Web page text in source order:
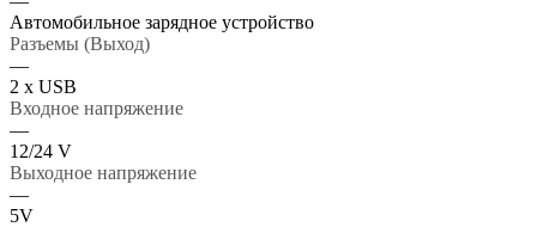
Автомобильное зарядное устройство
Разъемы (Выход)
—
2 x USB
Входное напряжение
—
12/24 V
Выходное напряжение
—
5V